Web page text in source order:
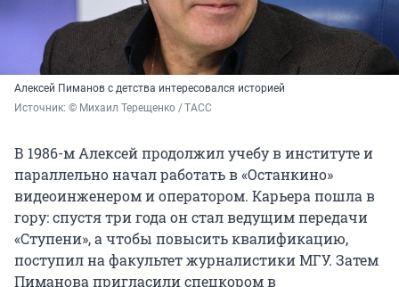
Алексей Пиманов с детства интересовался историей
Источник: © Михаил Терещенко / ТАСС
В 1986-м Алексей продолжил учебу в институте и
параллельно начал работать в «Останкино»
видеоинженером и оператором. Карьера пошла в
гору: спустя три года он стал ведущим передачи
«Ступени», а чтобы повысить квалификацию,
поступил на факультет журналистики МГУ. Затем
Пиманова пригласили спецкором в